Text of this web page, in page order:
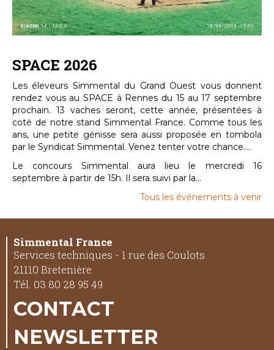
SPACE 2026
Les éleveurs Simmental du Grand Ouest vous donnent
rendez vous au SPACE à Rennes du 15 au 17 septembre
prochain. 13 vaches seront, cette année, présentées à
coté de notre stand Simmental France. Comme tous les
ans, une petite génisse sera aussi proposée en tombola
par le Syndicat Simmental. Venez tenter votre chance....
Le concours Simmental aura lieu le mercredi 16
septembre à partir de 15h. Il sera suivi par la...
Tous les événements à venir
Simmental France
Services techniques - 1 rue des Coulots
21110 Bretenière
Tél. 03 80 28 95 49
CONTACT
NEWSLETTER